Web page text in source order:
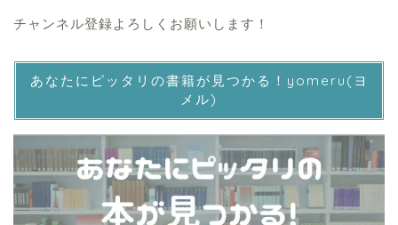
チャンネル登録よろしくお願いします！
あなたにピッタリの書籍が見つかる！yomeru(ヨ
メル)